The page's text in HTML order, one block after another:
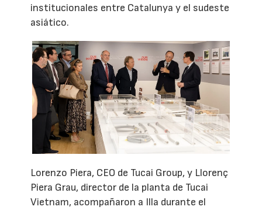
institucionales entre Catalunya y el sudeste
asiático.
Lorenzo Piera, CEO de Tucai Group, y Llorenç
Piera Grau, director de la planta de Tucai
Vietnam, acompañaron a Illa durante el